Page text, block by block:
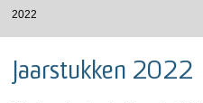
2022
Jaarstukken 2022